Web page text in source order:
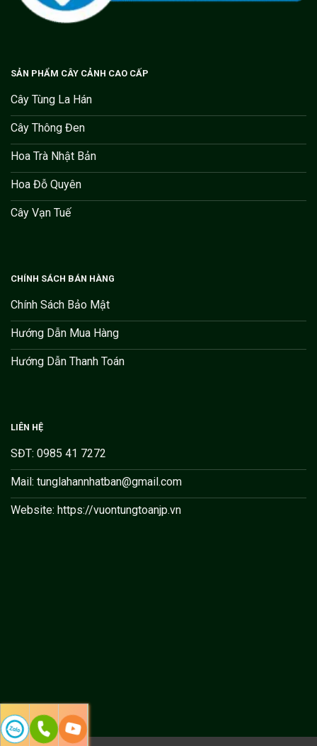
SẢN PHẨM CÂY CẢNH CAO CẤP
Cây Tùng La Hán
Cây Thông Đen
Hoa Trà Nhật Bản
Hoa Đỗ Quyên
Cây Vạn Tuế
CHÍNH SÁCH BÁN HÀNG
Chính Sách Bảo Mật
Hướng Dẫn Mua Hàng
Hướng Dẫn Thanh Toán
LIÊN HỆ
SĐT: 0985 41 7272
Mail: tunglahannhatban@gmail.com
Website: https://vuontungtoanjp.vn